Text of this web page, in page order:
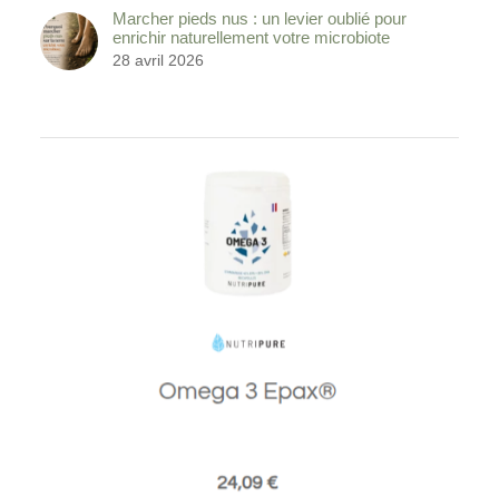
Marcher pieds nus : un levier oublié pour
enrichir naturellement votre microbiote
28 avril 2026